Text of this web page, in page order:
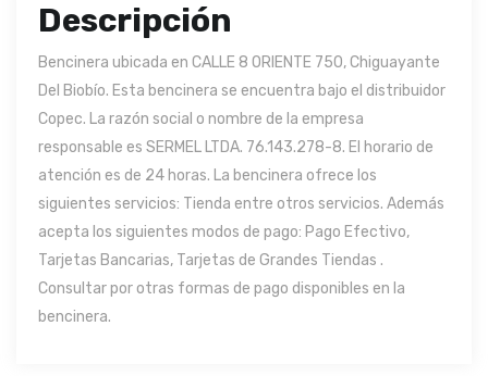
Descripción
Bencinera ubicada en CALLE 8 ORIENTE 750, Chiguayante
Del Biobío. Esta bencinera se encuentra bajo el distribuidor
Copec. La razón social o nombre de la empresa
responsable es SERMEL LTDA. 76.143.278-8. El horario de
atención es de 24 horas. La bencinera ofrece los
siguientes servicios: Tienda entre otros servicios. Además
acepta los siguientes modos de pago: Pago Efectivo,
Tarjetas Bancarias, Tarjetas de Grandes Tiendas .
Consultar por otras formas de pago disponibles en la
bencinera.